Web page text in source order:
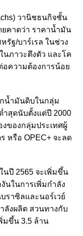
วานิชธนกิจชั้น
คาดว่า ราคาน้ำมัน
รัฐ/บาร์เรล ในช่วง
ภาวะตึงตัว และโค
อความต้องการน้อย
น้ำมันดิบในกลุ่ม
ำสุดนับตั้งแต่ปี 2000
ของกลุ่มประเทศผู้
หรือ OPEC+ จะลด
นปี 2565 จะเพิ่มขึ้น
นในการเพิ่มกำลัง
ราซิลและนอร์เวย์
ลังผลิต สวนทางกับ
มขึ้น 3.5 ล้าน